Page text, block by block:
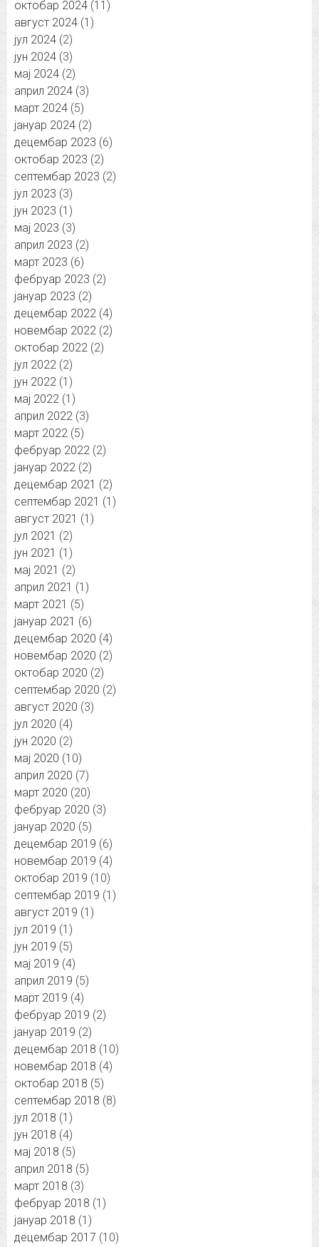
октобар 2024 (11)
август 2024 (1)
јул 2024 (2)
јун 2024 (3)
мај 2024 (2)
април 2024 (3)
март 2024 (5)
јануар 2024 (2)
децембар 2023 (6)
октобар 2023 (2)
септембар 2023 (2)
јул 2023 (3)
јун 2023 (1)
мај 2023 (3)
април 2023 (2)
март 2023 (6)
фебруар 2023 (2)
јануар 2023 (2)
децембар 2022 (4)
новембар 2022 (2)
октобар 2022 (2)
јул 2022 (2)
јун 2022 (1)
мај 2022 (1)
април 2022 (3)
март 2022 (5)
фебруар 2022 (2)
јануар 2022 (2)
децембар 2021 (2)
септембар 2021 (1)
август 2021 (1)
јул 2021 (2)
јун 2021 (1)
мај 2021 (2)
април 2021 (1)
март 2021 (5)
јануар 2021 (6)
децембар 2020 (4)
новембар 2020 (2)
октобар 2020 (2)
септембар 2020 (2)
август 2020 (3)
јул 2020 (4)
јун 2020 (2)
мај 2020 (10)
април 2020 (7)
март 2020 (20)
фебруар 2020 (3)
јануар 2020 (5)
децембар 2019 (6)
новембар 2019 (4)
октобар 2019 (10)
септембар 2019 (1)
август 2019 (1)
јул 2019 (1)
јун 2019 (5)
мај 2019 (4)
април 2019 (5)
март 2019 (4)
фебруар 2019 (2)
јануар 2019 (2)
децембар 2018 (10)
новембар 2018 (4)
октобар 2018 (5)
септембар 2018 (8)
јул 2018 (1)
јун 2018 (4)
мај 2018 (5)
април 2018 (5)
март 2018 (3)
фебруар 2018 (1)
јануар 2018 (1)
децембар 2017 (10)